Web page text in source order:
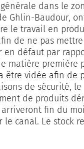
dans le
Ghlin-Baudour,
le travail en
de ne pas mettre
en défaut par
matière première
être vidée afin de
de sécurité, le
de produits
fin du
le canal. Le stock